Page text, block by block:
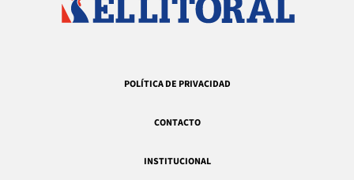
POLÍTICA DE PRIVACIDAD
CONTACTO
INSTITUCIONAL